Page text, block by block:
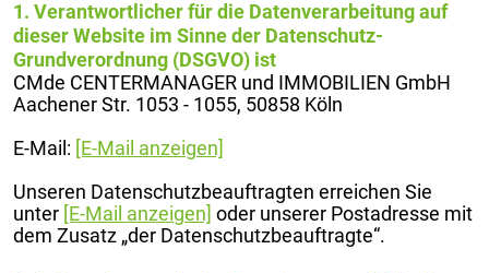
1. Verantwortlicher für die Datenverarbeitung auf
dieser Website im Sinne der Datenschutz-
Grundverordnung (DSGVO) ist
CMde CENTERMANAGER und IMMOBILIEN GmbH
Aachener Str. 1053 - 1055, 50858 Köln
E-Mail:
[E-Mail anzeigen]
Unseren Datenschutzbeauftragten erreichen Sie
unter [E-Mail anzeigen] oder unserer Postadresse mit
dem Zusatz „der Datenschutzbeauftragte“.